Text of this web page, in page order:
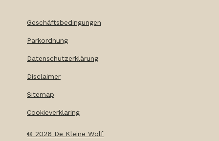
© 2026 De Kleine Wolf
Geschäftsbedingungen
Parkordnung
Datenschutzerklärung
Disclaimer
Sitemap
Cookieverklaring